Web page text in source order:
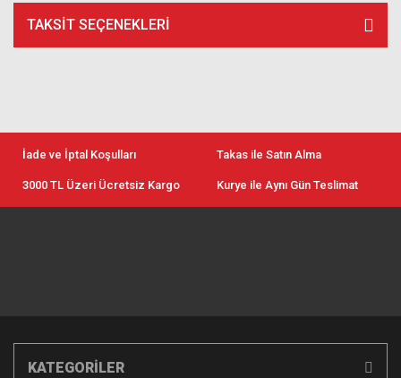
TAKSIT SEÇENEKLERI
İade ve İptal Koşulları Takas ile Satın Alma
3000 TL Üzeri Ücretsiz Kargo Kurye ile Aynı Gün Teslimat
KATEGORİLER